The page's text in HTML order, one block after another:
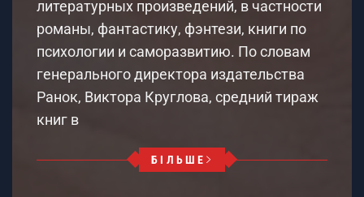
литературных произведений, в частности
романы, фантастику, фэнтези, книги по
психологии и саморазвитию. По словам
генерального директора издательства
Ранок, Виктора Круглова, средний тираж
книг в
БІЛЬШЕ